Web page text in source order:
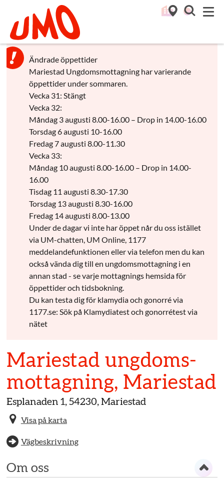
Till startsidan för Umo
Ändrade öppettider
Mariestad Ungdomsmottagning har varierande
öppettider under sommaren.
Vecka 31: Stängt
Vecka 32:
Måndag 3 augusti 8.00-16.00 – Drop in 14.00-16.00
Torsdag 6 augusti 10-16.00
Fredag 7 augusti 8.00-11.30
Vecka 33:
Måndag 10 augusti 8.00-16.00 – Drop in 14.00-
16.00
Tisdag 11 augusti 8.30-17.30
Torsdag 13 augusti 8.30-16.00
Fredag 14 augusti 8.00-13.00
Under de dagar vi inte har öppet når du oss istället
via UM-chatten, UM Online, 1177
meddelandefunktionen eller via telefon men du kan
också vända dig till en ungdomsmottagning i en
annan stad - se varje mottagnings hemsida för
öppettider och tidsbokning.
Du kan testa dig för klamydia och gonorré via
1177.se: Sök på Klamydiatest och gonorrétest via
nätet
Mariestad ungdoms­
mottagning, Mariestad
Esplanaden 1, 54230, Mariestad
Visa på karta
Vägbeskrivning
Om oss